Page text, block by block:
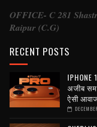
OFFICE- C 281
Raipur (C.G)
RECENT POSTS
अजीब
ऐसी